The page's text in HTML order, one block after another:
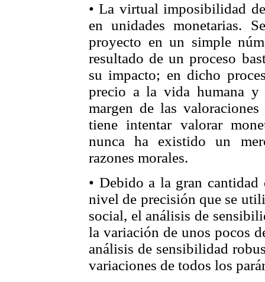
• La virtual imposibilidad
en unidades monetarias.
proyecto en un simple
resultado de un proceso
su impacto; en dicho
precio a la vida humana y
margen de las
tiene intentar valorar
nunca ha existido un
razones morales.
• Debido a la gran cantidad
nivel de precisión que se
social, el análisis de
la variación de unos pocos
análisis de sensibilidad
variaciones de todos los